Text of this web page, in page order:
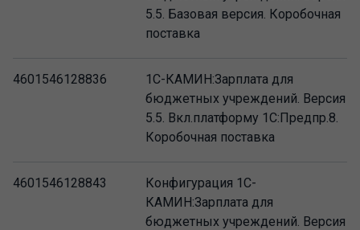
5.5. Базовая версия. Коробочная
поставка
4601546128836
1С-КАМИН:Зарплата для
бюджетных учреждений. Версия
5.5. Вкл.платформу 1С:Предпр.8.
Коробочная поставка
4601546128843
Конфигурация 1С-
КАМИН:Зарплата для
бюджетных учреждений. Версия